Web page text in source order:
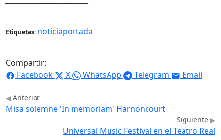
Etiquetas: noticiaportada
Compartir:
Facebook
X WhatsApp Telegram Email
Anterior
Misa solemne 'In memoriam' Harnoncourt
Siguiente
Universal Music Festival en el Teatro Real